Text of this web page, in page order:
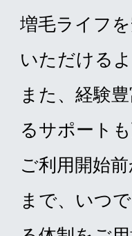
増毛ライフ
いただけるよ
また、経験
るサポートも
ご利用開始
まで、いつ